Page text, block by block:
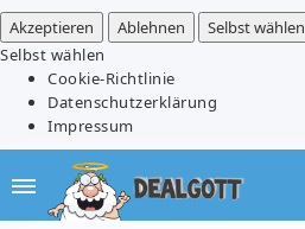
Akzeptieren
Ablehnen Selbst wählen
Selbst wählen
Cookie-Richtlinie
Datenschutzerklärung
Impressum